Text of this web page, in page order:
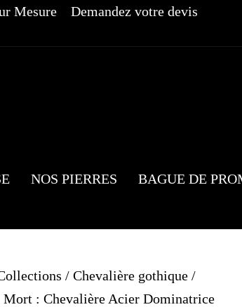
Mesure
Demandez votre devis
NOS PIERRES
BAGUE DE
/ Chevalière gothique /
Mort : Chevalière Acier Dominatrice